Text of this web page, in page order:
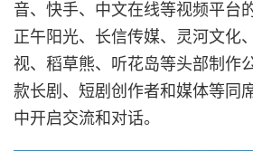
音、快手、中文在线等视频平台
正午阳光、长信传媒、灵河文化
视、稻草熊、听花岛等头部制作
款长剧、短剧创作者和媒体等同
中开启交流和对话。